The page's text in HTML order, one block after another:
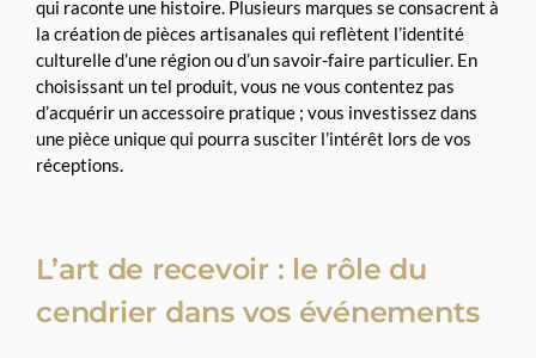
qui raconte une histoire. Plusieurs marques se consacrent à
la création de pièces artisanales qui reflètent l’identité
culturelle d’une région ou d’un savoir-faire particulier. En
choisissant un tel produit, vous ne vous contentez pas
d’acquérir un accessoire pratique ; vous investissez dans
une pièce unique qui pourra susciter l’intérêt lors de vos
réceptions.
L’art de recevoir : le rôle du
cendrier dans vos événements